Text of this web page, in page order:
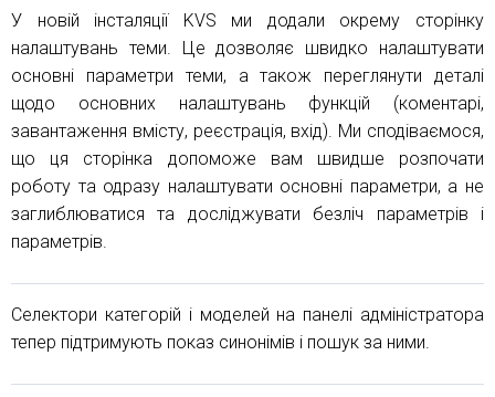
У новій інсталяції KVS ми додали окрему сторінку
налаштувань теми. Це дозволяє швидко налаштувати
основні параметри теми, а також переглянути деталі
щодо основних налаштувань функцій (коментарі,
завантаження вмісту, реєстрація, вхід). Ми сподіваємося,
що ця сторінка допоможе вам швидше розпочати
роботу та одразу налаштувати основні параметри, а не
заглиблюватися та досліджувати безліч параметрів і
параметрів.
Селектори категорій і моделей на панелі адміністратора
тепер підтримують показ синонімів і пошук за ними.